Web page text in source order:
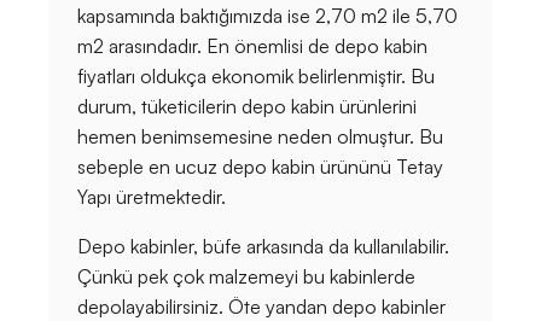
kapsamında baktığımızda ise 2,70 m2 ile 5,70
m2 arasındadır. En önemlisi de depo kabin
fiyatları oldukça ekonomik belirlenmiştir. Bu
durum, tüketicilerin depo kabin ürünlerini
hemen benimsemesine neden olmuştur. Bu
sebeple en ucuz depo kabin ürününü Tetay
Yapı üretmektedir.
Depo kabinler, büfe arkasında da kullanılabilir.
Çünkü pek çok malzemeyi bu kabinlerde
depolayabilirsiniz. Öte yandan depo kabinler